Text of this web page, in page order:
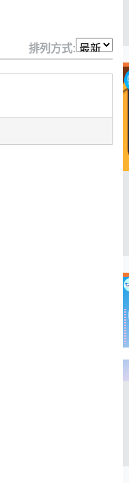
排列方式: